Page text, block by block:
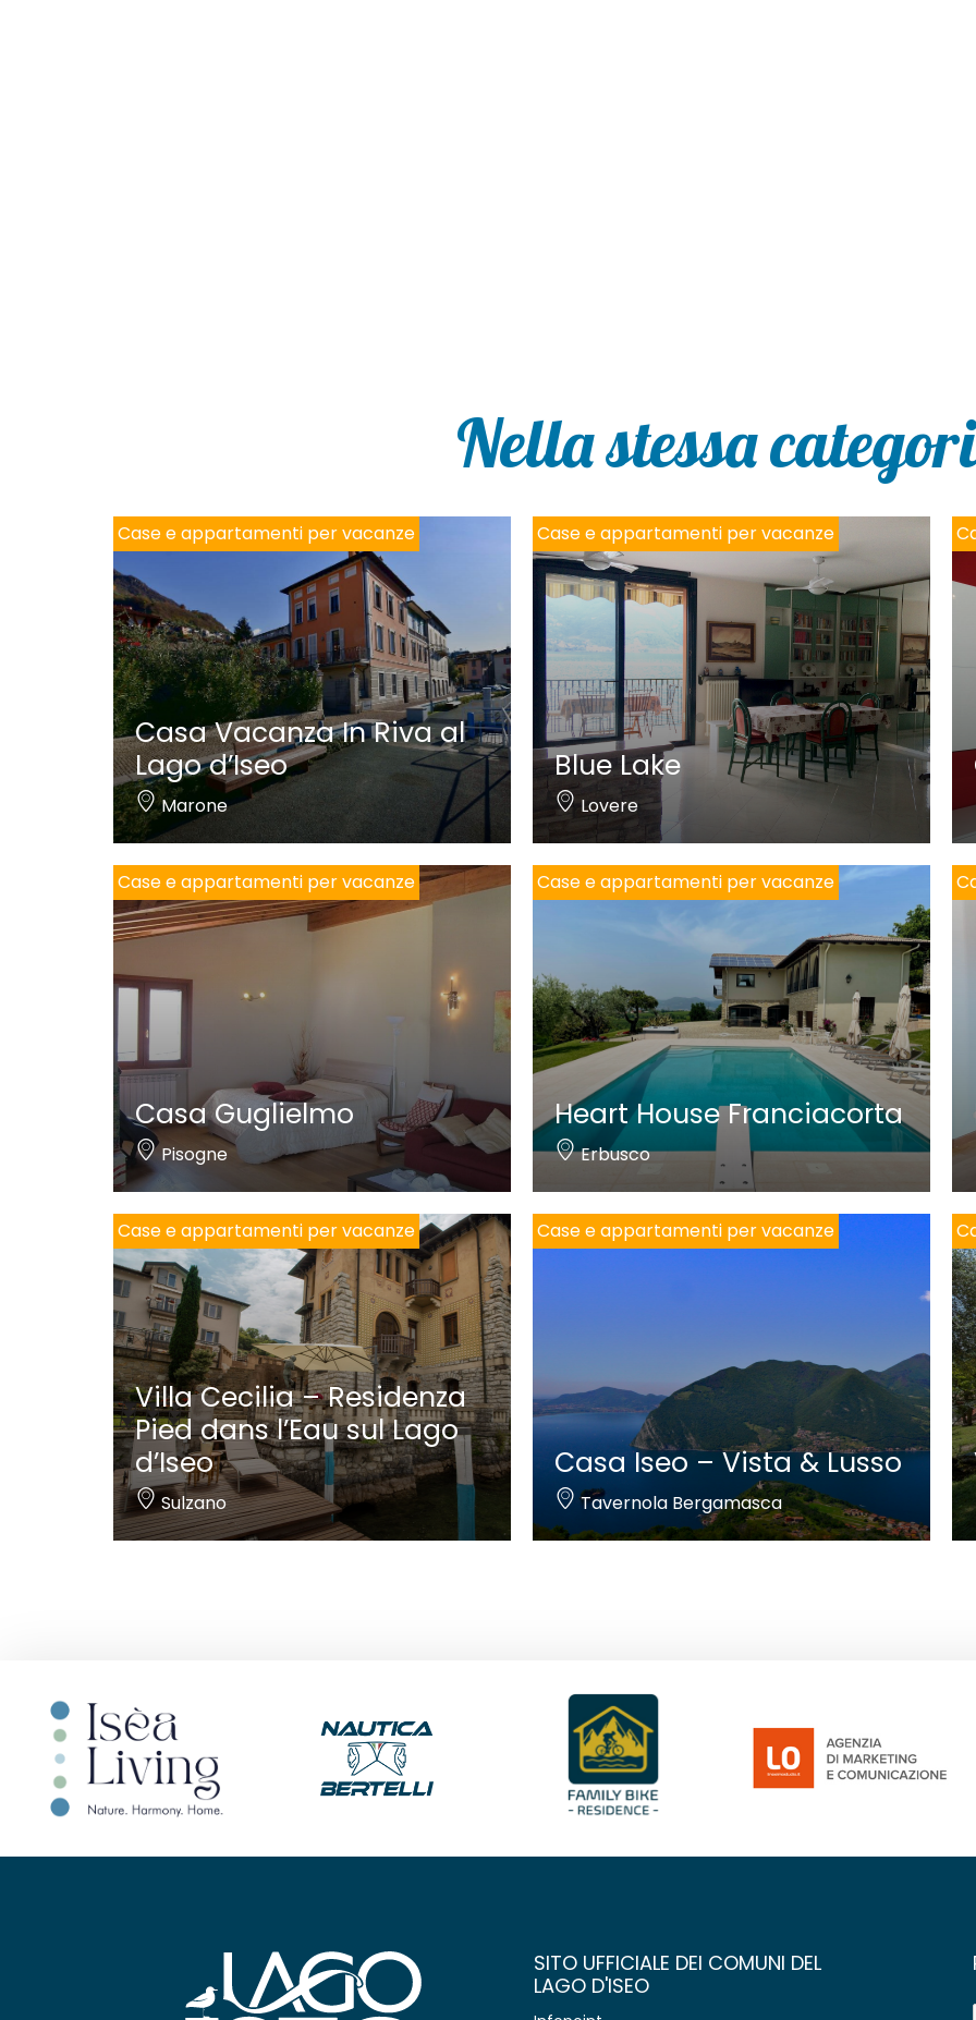
Nella stessa
Case e appartamenti per vacanze
Casa Vacanza In Riva al
Lago d’Iseo
Marone
Case e appartamenti per vacanze
Blue Lake
Lovere
Case e appartamenti per vacanze
Casa Guglielmo
Pisogne
Case e appartamenti per vacanze
Heart House Franciacorta
Erbusco
Case e appartamenti per vacanze
Villa Cecilia – Residenza
Pied dans l’Eau sul Lago
d’Iseo
Sulzano
Case e appartamenti per vacanze
Casa Iseo – Vista & Lusso
Tavernola Bergamasca
SITO UFFICIALE DEI COMUNI DEL
LAGO D'ISEO